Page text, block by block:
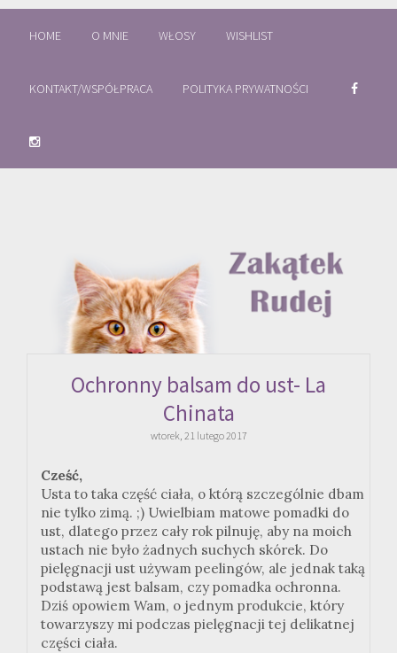
HOME O MNIE WŁOSY WISHLIST
KONTAKT/WSPÓŁPRACA POLITYKA PRYWATNOŚCI
Ochronny balsam do ust- La
Chinata
wtorek, 21 lutego 2017
Cześć,
Usta to taka część ciała, o którą szczególnie dbam
nie tylko zimą. ;) Uwielbiam matowe pomadki do
ust, dlatego przez cały rok pilnuję, aby na moich
ustach nie było żadnych suchych skórek. Do
pielęgnacji ust używam peelingów, ale jednak taką
podstawą jest balsam, czy pomadka ochronna.
Dziś opowiem Wam, o jednym produkcie, który
towarzyszy mi podczas pielęgnacji tej delikatnej
części ciała.